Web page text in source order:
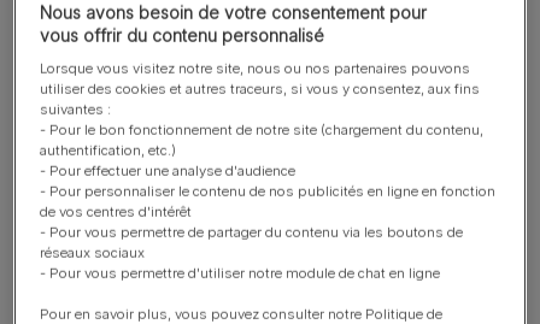
PRO PLAN® SMALL & MINI ADULT
EVERYDAY NUTRITION - RICHE EN
POULET
Nous avons besoin de votre consentement pour
vous offrir du contenu personnalisé
Lorsque vous visitez notre site, nous ou nos partenaires pouvons
utiliser des cookies et autres traceurs, si vous y consentez, aux fins
suivantes :
- Pour le bon fonctionnement de notre site (chargement du contenu,
authentification, etc.)
- Pour effectuer une analyse d'audience
- Pour personnaliser le contenu de nos publicités en ligne en fonction
de vos centres d'intérêt
- Pour vous permettre de partager du contenu via les boutons de
réseaux sociaux
- Pour vous permettre d'utiliser notre module de chat en ligne
Pour en savoir plus, vous pouvez consulter notre Politique de